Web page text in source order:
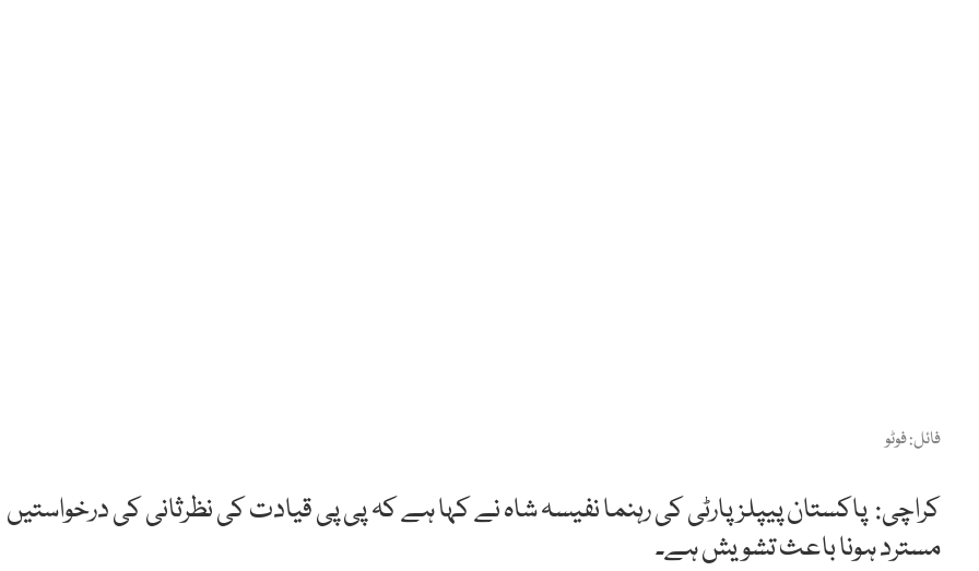
فائل: فوٹو
کراچی: پاکستان پیپلزپارٹی کی رہنما نفیسہ شاہ نے کہا ہے کہ پی پی قیادت کی نظرثانی کی درخواستیں
مسترد ہونا باعث تشویش ہے۔